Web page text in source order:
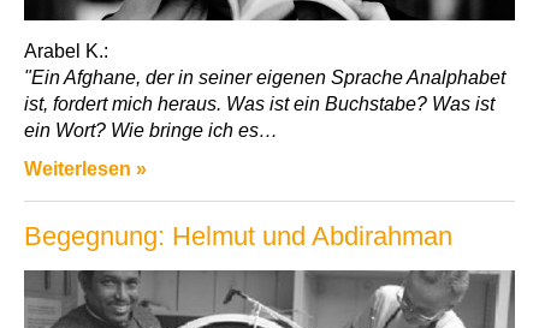
Arabel K.:
"Ein Afghane, der in seiner eigenen Sprache Analphabet
ist, fordert mich heraus. Was ist ein Buchstabe? Was ist
ein Wort? Wie bringe ich es…
Weiterlesen »
Begegnung: Helmut und Abdirahman